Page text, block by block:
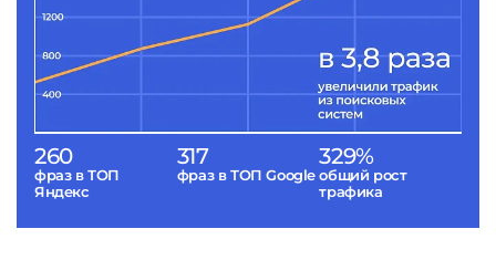
260
фраз в ТОП
Яндекс
317
фраз в ТОП Google
329%
общий рост
трафика